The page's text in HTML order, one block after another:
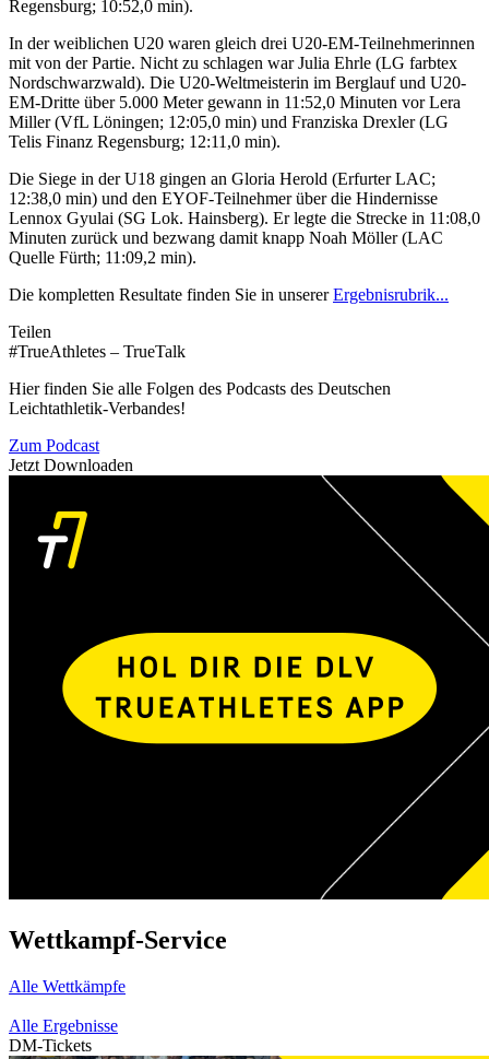
Regensburg; 10:52,0 min).
In der weiblichen U20 waren gleich drei U20-EM-Teilnehmerinnen
mit von der Partie. Nicht zu schlagen war Julia Ehrle (LG farbtex
Nordschwarzwald). Die U20-Weltmeisterin im Berglauf und U20-
EM-Dritte über 5.000 Meter gewann in 11:52,0 Minuten vor Lera
Miller (VfL Löningen; 12:05,0 min) und Franziska Drexler (LG
Telis Finanz Regensburg; 12:11,0 min).
Die Siege in der U18 gingen an Gloria Herold (Erfurter LAC;
12:38,0 min) und den EYOF-Teilnehmer über die Hindernisse
Lennox Gyulai (SG Lok. Hainsberg). Er legte die Strecke in 11:08,0
Minuten zurück und bezwang damit knapp Noah Möller (LAC
Quelle Fürth; 11:09,2 min).
Die kompletten Resultate finden Sie in unsererErgebnisrubrik...
Teilen
#TrueAthletes – TrueTalk
Hier finden Sie alle Folgen des Podcasts des Deutschen
Leichtathletik-Verbandes!
Zum Podcast
Jetzt Downloaden
Wettkampf-Service
Alle Wettkämpfe
Alle Ergebnisse
DM-Tickets